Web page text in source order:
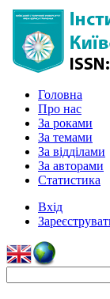
Головна
Про нас
За роками
За темами
За відділами
За авторами
Статистика
Вхід